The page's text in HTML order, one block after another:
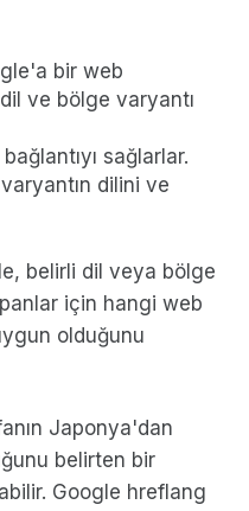
bir web
ve bölge varyantı
sağlarlar.
dilini ve
belirli dil veya bölge
için hangi web
olduğunu
Japonya'dan
belirten bir
Google hreflang